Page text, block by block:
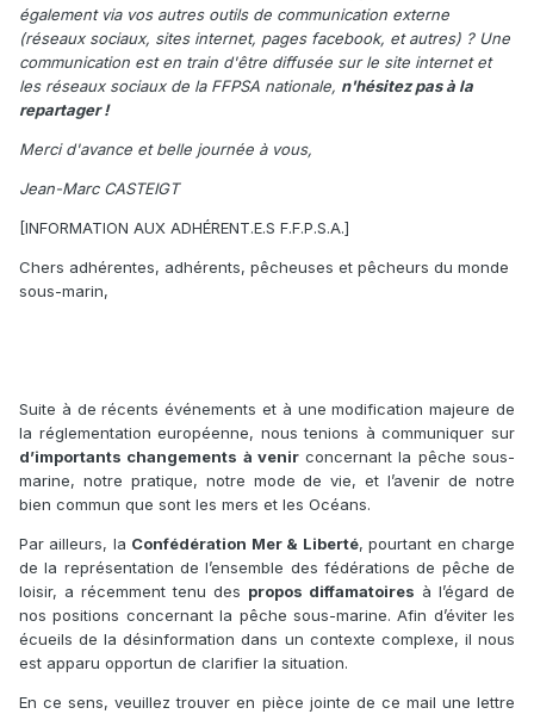
également via vos autres outils de communication externe
(réseaux sociaux, sites internet, pages facebook, et autres) ? Une
communication est en train d'être diffusée sur le site internet et
les réseaux sociaux de la FFPSA nationale, n'hésitez pas à la
repartager !
Merci d'avance et belle journée à vous,
Jean-Marc CASTEIGT
[INFORMATION AUX ADHÉRENT.E.S F.F.P.S.A.]
Chers adhérentes, adhérents, pêcheuses et pêcheurs du monde
sous-marin,
Suite à de récents événements et à une modification majeure de
la réglementation européenne, nous tenions à communiquer sur
d’importants changements à venirconcernant la pêche sous-
marine, notre pratique, notre mode de vie, et l’avenir de notre
bien commun que sont les mers et les Océans.
Par ailleurs, la Confédération Mer & Liberté, pourtant en charge
de la représentation de l’ensemble des fédérations de pêche de
loisir, a récemment tenu des propos diffamatoires à l’égard de
nos positions concernant la pêche sous-marine. Afin d’éviter les
écueils de la désinformation dans un contexte complexe, il nous
est apparu opportun de clarifier la situation.
En ce sens, veuillez trouver en pièce jointe de ce mail une lettre